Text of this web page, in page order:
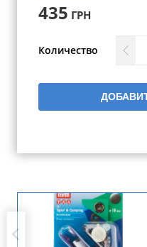
435 ГРН
Количество